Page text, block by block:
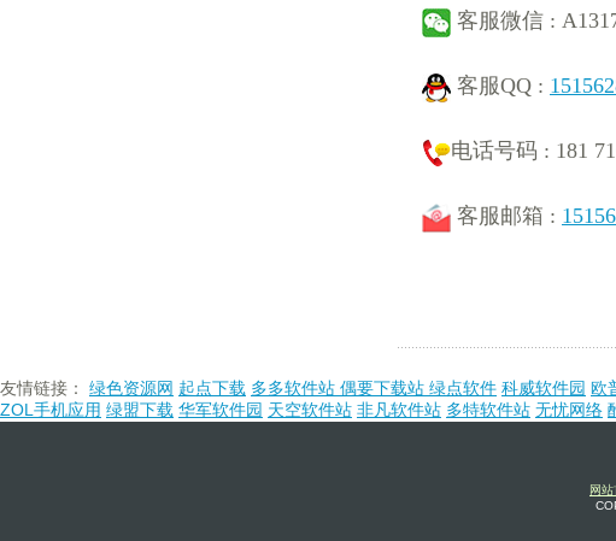
客服微信 :
客服QQ :
电话号码 : 181
客服邮箱 :
友情链接： 绿色资源网 起点下载 多多软件站 偶要下载站 绿点软件 科威软件园 欧
ZOL手机应用 绿盟下载 华军软件园 天空软件站 非凡软件站 多特软件站 无忧网络
网